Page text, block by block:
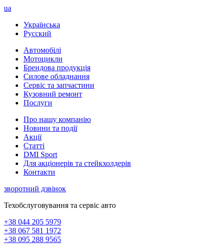
ua
Українська
Русский
Автомобілі
Мотоцикли
Брендова продукція
Силове обладнання
Сервіс та запчастини
Кузовний ремонт
Послуги
Про нашу компанію
Новини та події
Акції
Статті
DMI Sport
Для акціонерів та стейкхолдерів
Контакти
зворотний дзвінок
Техобслуговування та сервіс авто
+38 044 205 5979
+38 067 581 1972
+38 095 288 9565